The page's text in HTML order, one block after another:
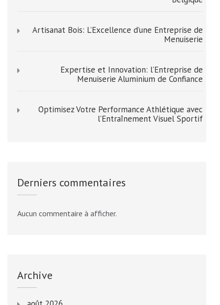
Artisanat Bois: L’Excellence d’une Entreprise de
Menuiserie
Expertise et Innovation: l’Entreprise de
Menuiserie Aluminium de Confiance
Optimisez Votre Performance Athlétique avec
l’Entraînement Visuel Sportif
Derniers commentaires
Aucun commentaire à afficher.
Archive